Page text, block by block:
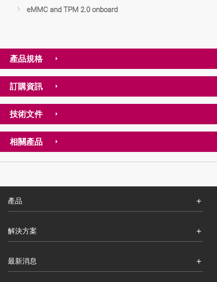
eMMC and TPM 2.0 onboard
產品規格
訂購資訊
技術文件
相關產品
產品
解決方案
最新消息